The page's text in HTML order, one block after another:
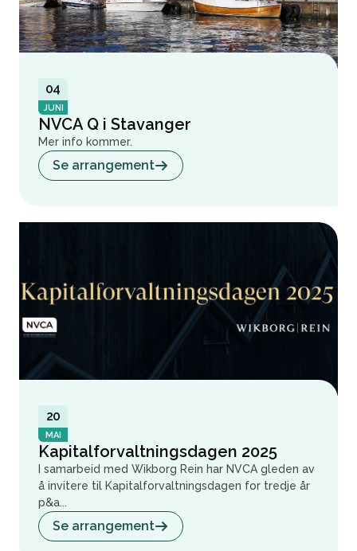
04
JUNI
NVCA Q i Stavanger
Mer info kommer.
Se arrangement
20
MAI
Kapitalforvaltningsdagen 2025
I samarbeid med Wikborg Rein har NVCA gleden av
å invitere til Kapitalforvaltningsdagen for tredje år
p&a...
Se arrangement